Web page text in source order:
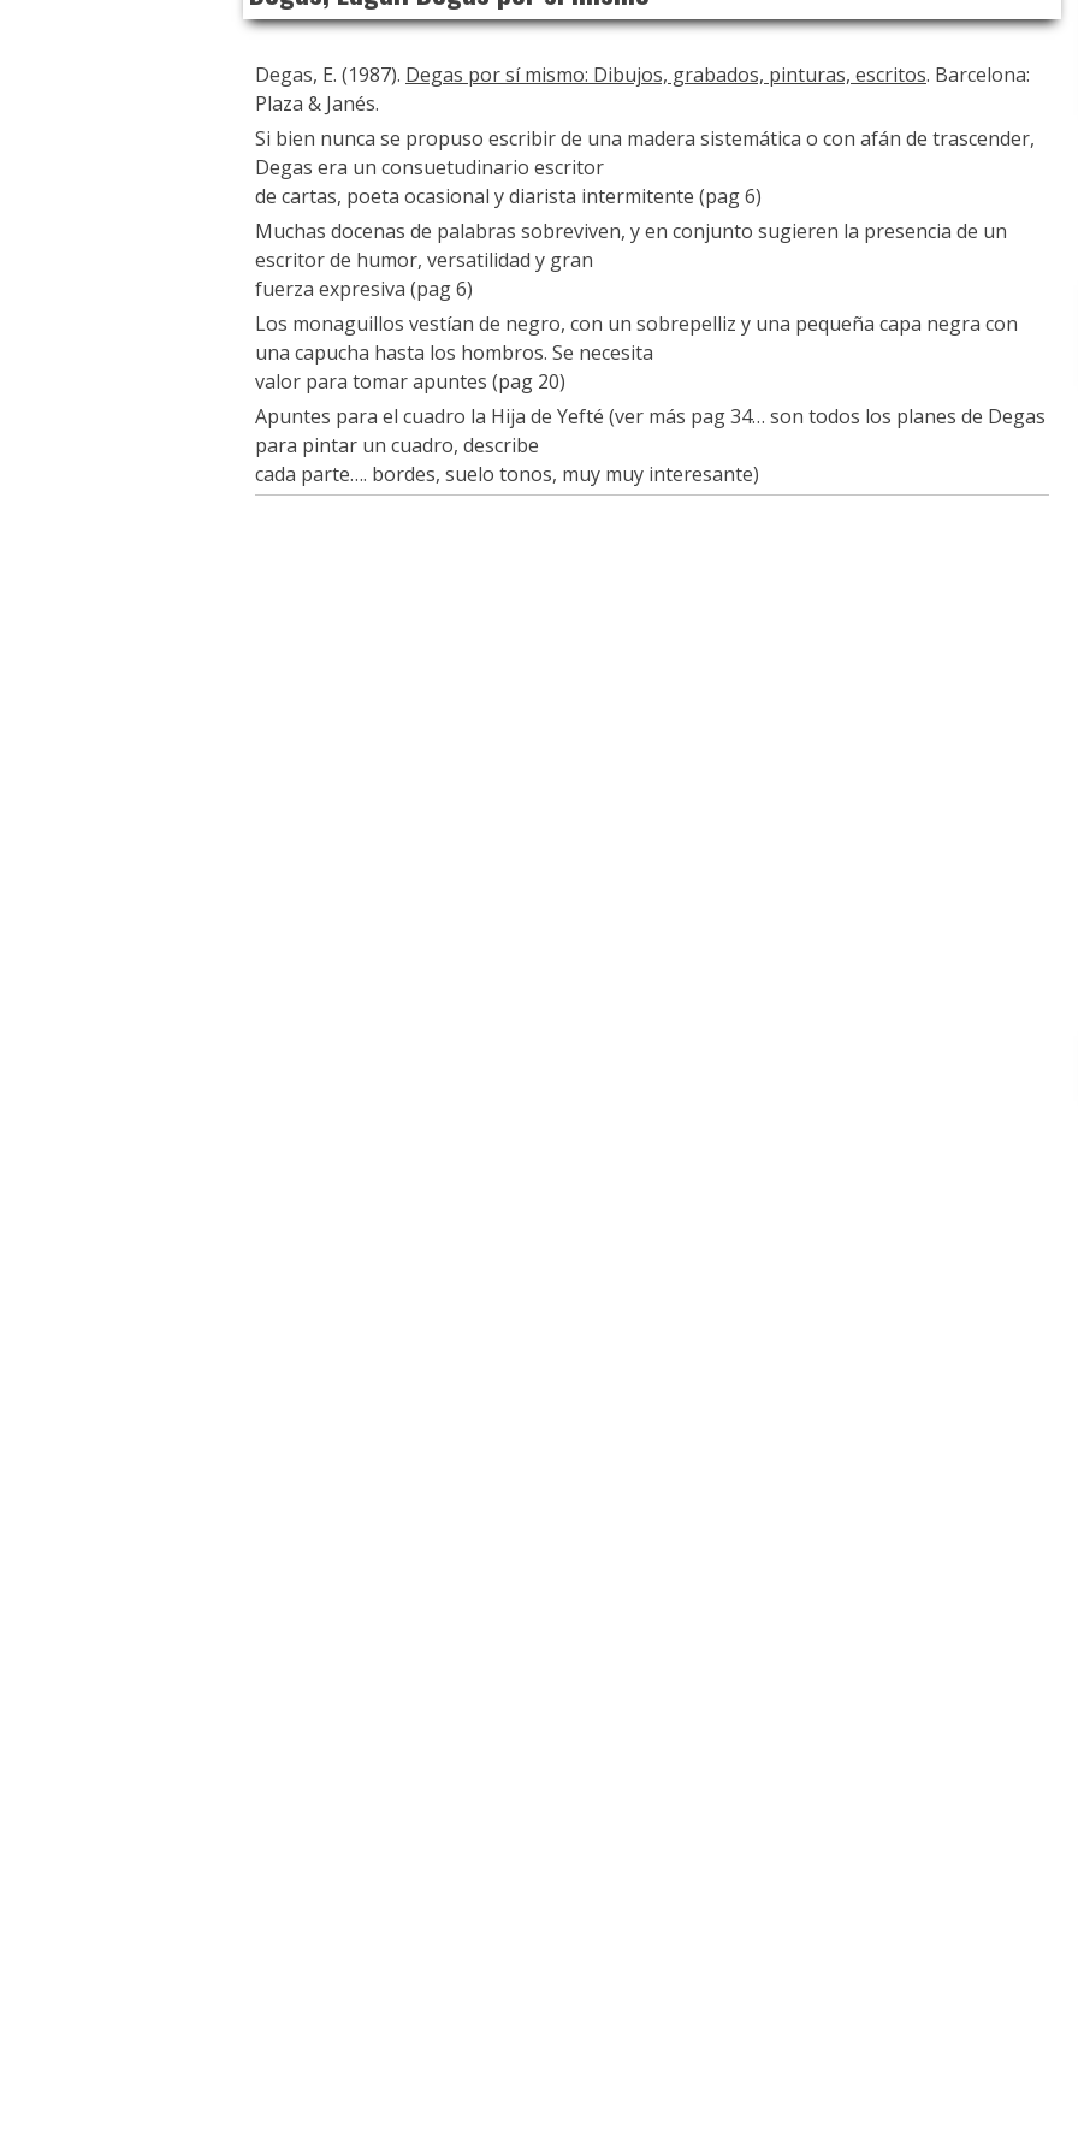
Degas, E. (1987). Degas por sí mismo: Dibujos, grabados, pinturas, escritos. Barcelona:
Plaza & Janés.
Si bien nunca se propuso escribir de una madera sistemática o con afán de trascender,
Degas era un consuetudinario escritor
de cartas, poeta ocasional y diarista intermitente (pag 6)
Muchas docenas de palabras sobreviven, y en conjunto sugieren la presencia de un
escritor de humor, versatilidad y gran
fuerza expresiva (pag 6)
Los monaguillos vestían de negro, con un sobrepelliz y una pequeña capa negra con
una capucha hasta los hombros. Se necesita
valor para tomar apuntes (pag 20)
Apuntes para el cuadro la Hija de Yefté (ver más pag 34… son todos los planes de Degas
para pintar un cuadro, describe
cada parte…. bordes, suelo tonos, muy muy interesante)